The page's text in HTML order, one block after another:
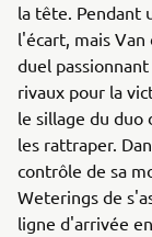
la tête. Pendant
l'écart, mais
duel
rivaux pour la
le sillage du duo
les rattraper.
contrôle de sa
Weterings de
ligne d'arrivée